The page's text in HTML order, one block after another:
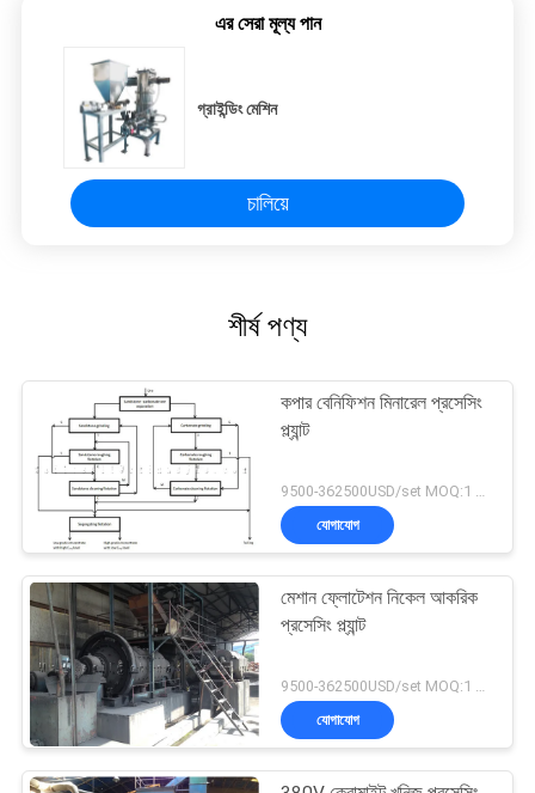
এর সেরা মূল্য পান
গ্রাইন্ডিং মেশিন
চালিয়ে
শীর্ষ পণ্য
কপার বেনিফিশন মিনারেল প্রসেসিং
প্ল্যান্ট
যোগাযোগ
মেশান ফ্লোটেশন নিকেল আকরিক
প্রসেসিং প্ল্যান্ট
যোগাযোগ